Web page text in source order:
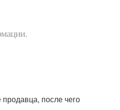
после чего